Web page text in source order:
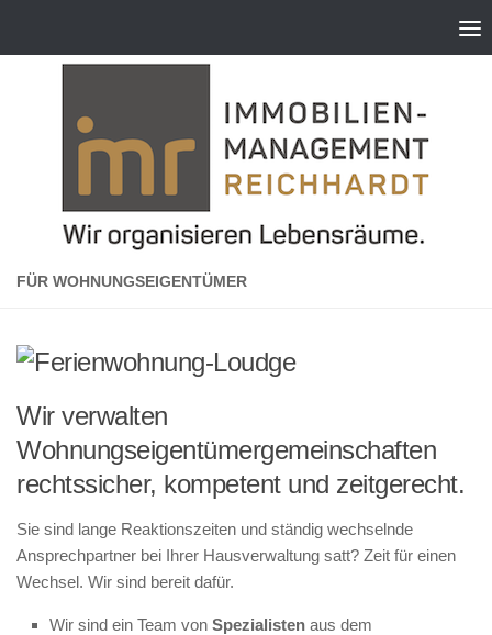
FÜR WOHNUNGSEIGENTÜMER
Wir verwalten
Wohnungseigentümergemeinschaften
rechtssicher, kompetent und zeitgerecht.
Sie sind lange Reaktionszeiten und ständig wechselnde
Ansprechpartner bei Ihrer Hausverwaltung satt? Zeit für einen
Wechsel. Wir sind bereit dafür.
Wir sind ein Team von Spezialisten aus dem